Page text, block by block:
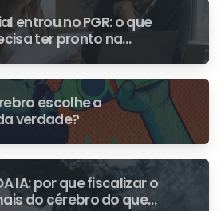
entrou no PGR: o que
ter pronto na
escolhe a
verdade?
IA: por que fiscalizar o
do cérebro do que